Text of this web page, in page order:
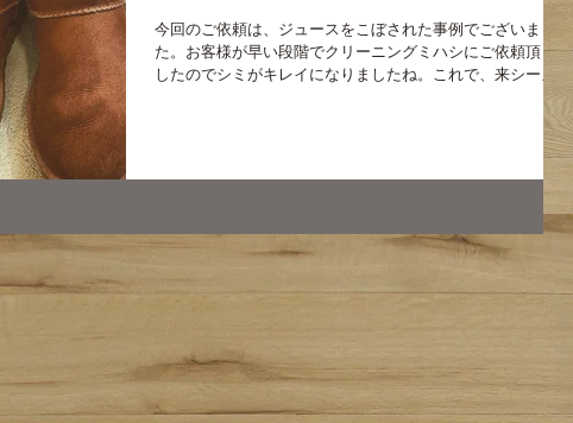
今回のご依頼は、ジュースをこぼされた事例でございまし
た。お客様が早い段階でクリーニングミハシにご依頼頂きま
したのでシミがキレイになりましたね。これで、来シーズン
も気持ちよく使用できるかと思います。 お客様の判断によ
っては、汚れやシミの落ち方がやはり変わってくるもので